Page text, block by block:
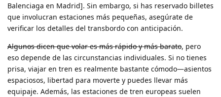
Balenciaga en Madrid]. Sin embargo, si has reservado billetes
que involucran estaciones más pequeñas, asegúrate de
verificar los detalles del transbordo con anticipación.
Algunos dicen que volar es más rápido y más barato, pero
eso depende de las circunstancias individuales. Si no tienes
prisa, viajar en tren es realmente bastante cómodo—asientos
espaciosos, libertad para moverte y puedes llevar más
equipaje. Además, las estaciones de tren europeas suelen